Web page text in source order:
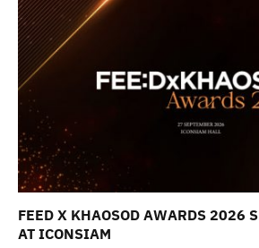
FEED X KHAOSOD AWARDS 2026
AT ICONSIAM